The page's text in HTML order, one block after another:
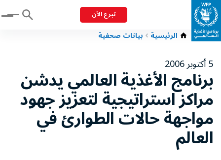
تبرع الآن Menu
الرئيسية بيانات صحفية
5 أكتوبر 2006
برنامج الأغذية العالمي يدشن
مراكز استراتيجية لتعزيز جهود
مواجهة حالات الطوارئ في
العالم